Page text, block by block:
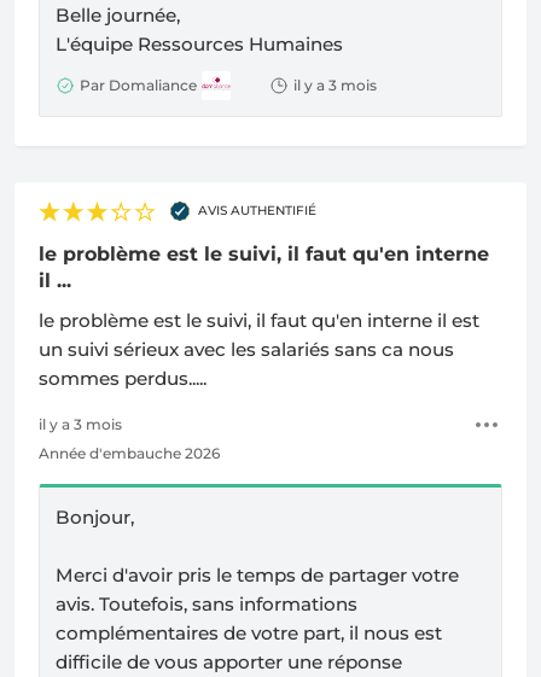
Belle journée,
L'équipe Ressources Humaines
Par Domaliance il y a 3 mois
AVIS AUTHENTIFIÉ
le problème est le suivi, il faut qu'en interne
il ...
le problème est le suivi, il faut qu'en interne il est
un suivi sérieux avec les salariés sans ca nous
sommes perdus.....
il y a 3 mois
Année d'embauche 2026
Bonjour,
Merci d'avoir pris le temps de partager votre
avis. Toutefois, sans informations
complémentaires de votre part, il nous est
difficile de vous apporter une réponse